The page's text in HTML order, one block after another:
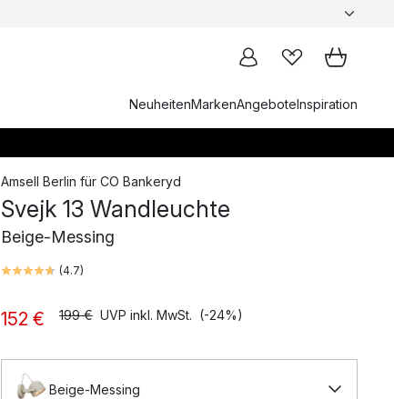
NeuheitenMarkenAngeboteInspiration
Amsell Berlin für CO Bankeryd
Svejk 13 Wandleuchte
Beige-Messing
(4.7)
152 € 199 € UVP inkl. MwSt. (-24%)
Beige-Messing